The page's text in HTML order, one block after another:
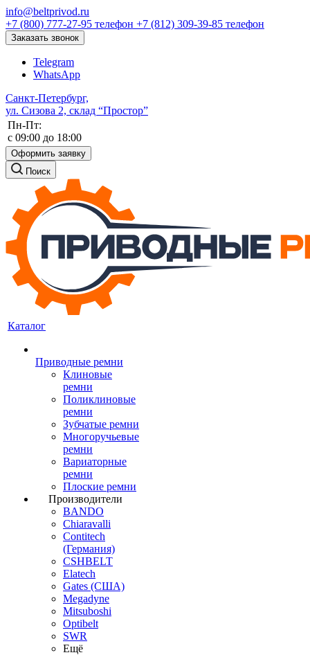
info@beltprivod.ru
+7 (800) 777-27-95 телефон +7 (812) 309-39-85 телефон
Заказать звонок
Telegram
WhatsApp
Санкт-Петербург,
ул. Сизова 2, склад “Простор”
Пн-Пт:
c 09:00 до 18:00
Оформить заявку
Поиск
Каталог
Приводные ремни
Клиновые
ремни
Поликлиновые
ремни
Зубчатые ремни
Многоручьевые
ремни
Вариаторные
ремни
Плоские ремни
Производители
BANDO
Chiaravalli
Contitech
(Германия)
CSHBELT
Elatech
Gates (США)
Megadyne
Mitsuboshi
Optibelt
SWR
Ещё